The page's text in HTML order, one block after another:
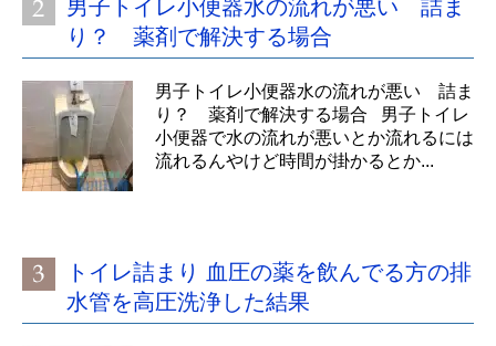
男子トイレ小便器水の流れが悪い 詰ま
り？ 薬剤で解決する場合
男子トイレ小便器水の流れが悪い 詰ま
り？ 薬剤で解決する場合 男子トイレ
小便器で水の流れが悪いとか流れるには
流れるんやけど時間が掛かるとか...
トイレ詰まり 血圧の薬を飲んでる方の排
水管を高圧洗浄した結果